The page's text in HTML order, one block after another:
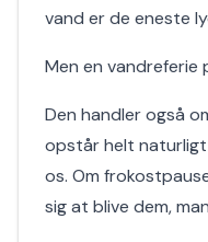
vand er de eneste
Men en vandreferie
Den handler også
opstår helt naturligt
os. Om
sig at blive dem,